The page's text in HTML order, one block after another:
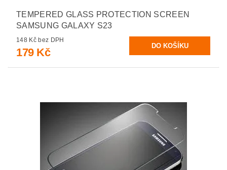
TEMPERED GLASS PROTECTION SCREEN
SAMSUNG GALAXY S23
148 Kč bez DPH
179 Kč